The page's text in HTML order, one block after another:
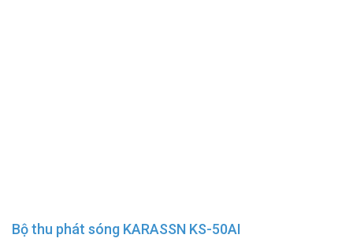
Bộ thu phát sóng KARASSN KS-50AI